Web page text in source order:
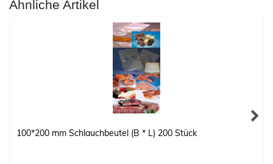
Ähnliche Artikel
100*200 mm Schlauchbeutel (B * L) 200 Stück